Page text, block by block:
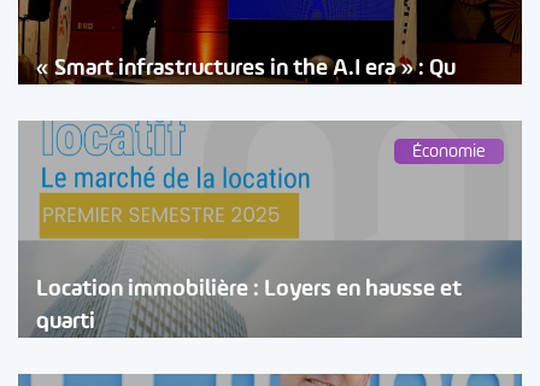
« Smart infrastructures in the A.I era » : Qu
Économie
Location immobilière : Loyers en hausse et
quarti